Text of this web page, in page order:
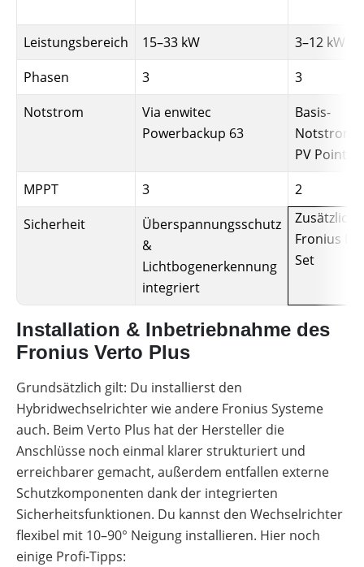
Leistungsbereich 15–33 kW
3–12 kW
Phasen
3
3
Notstrom
Via enwitec
Powerbackup 63
Basis-
PV Point
MPPT
3
2
Sicherheit
Überspannungsschutz
&
Lichtbogenerkennung
integriert
Fronius
Set
Installation & Inbetriebnahme des
Fronius Verto Plus
Grundsätzlich gilt: Du installierst den
Hybridwechselrichter wie andere Fronius Systeme
auch. Beim Verto Plus hat der Hersteller die
Anschlüsse noch einmal klarer strukturiert und
erreichbarer gemacht, außerdem entfallen externe
Schutzkomponenten dank der integrierten
Sicherheitsfunktionen. Du kannst den Wechselrichter
flexibel mit 10–90° Neigung installieren. Hier noch
einige Profi-Tipps: